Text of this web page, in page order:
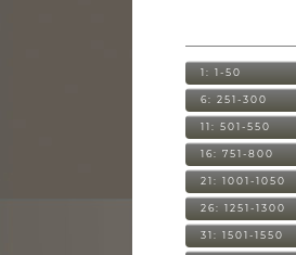
1: 1-50
6: 251-300
11: 501-550
16: 751-800
21: 1001-1050
26: 1251-1300
31: 1501-1550